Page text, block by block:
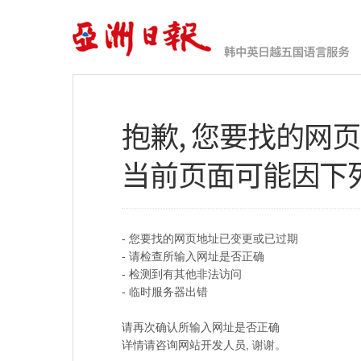
抱歉, 您要找的网
当前页面可能因下
- 您要找的网页地址已变更或已过期
- 请检查所输入网址是否正确
- 检测到有其他非法访问
- 临时服务器出错
请再次确认所输入网址是否正确
详情请咨询网站开发人员, 谢谢。